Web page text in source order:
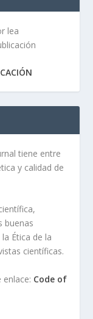
lea
tiene entre
y calidad de
buenas
Ética de la
científicas.
Code of